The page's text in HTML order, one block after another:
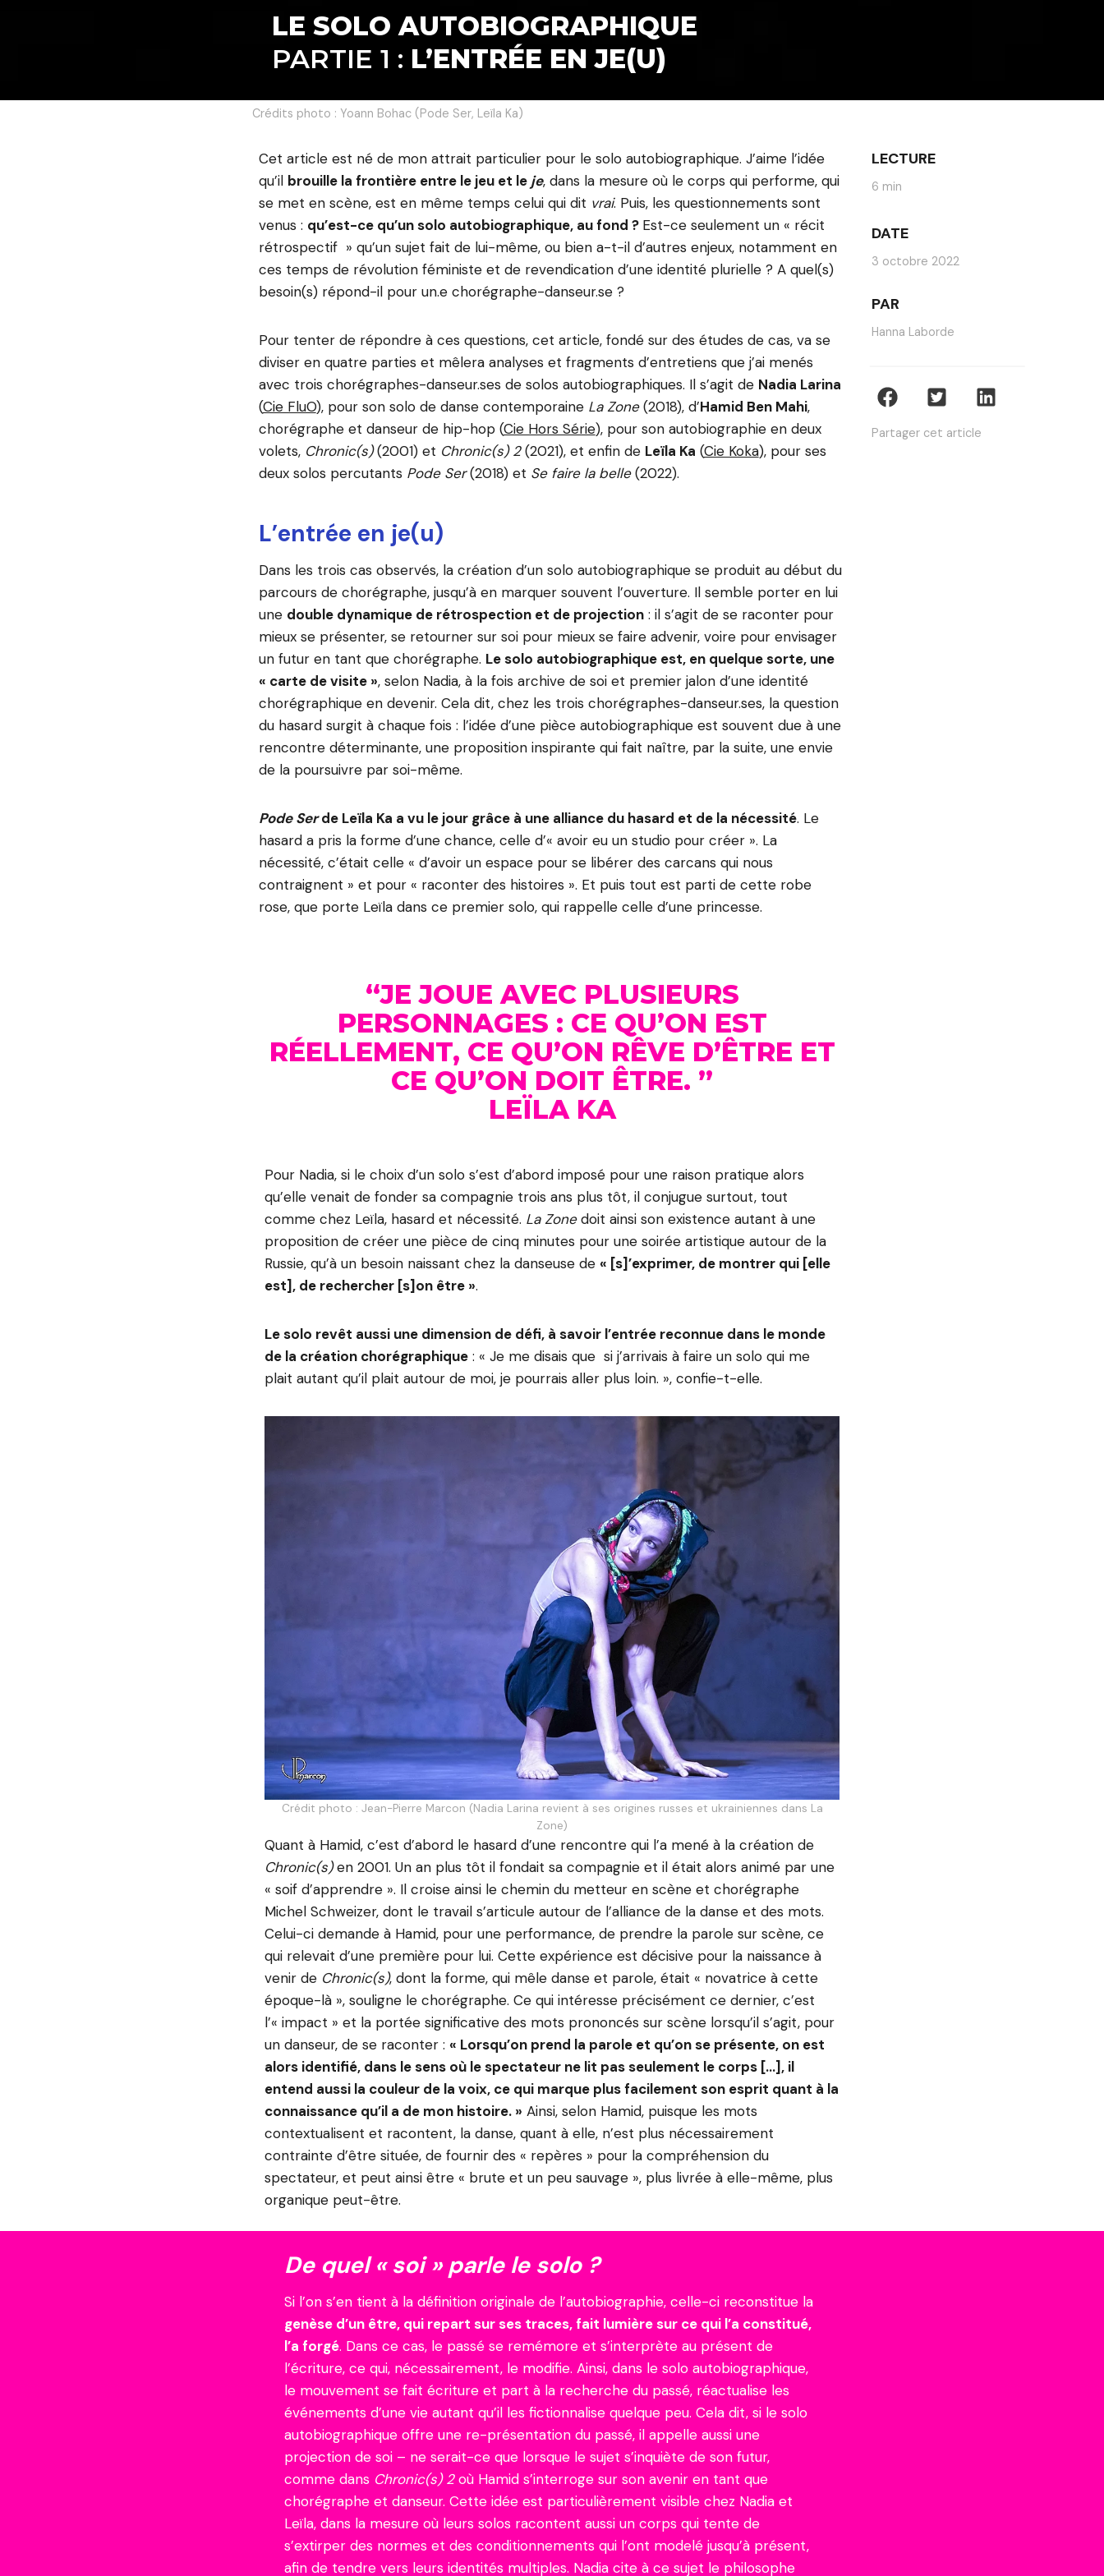
LE SOLO AUTOBIOGRAPHIQUE
PARTIE 1 : L’ENTRÉE EN JE(U)
Crédits photo : Yoann Bohac (Pode Ser, Leïla Ka)
Cet article est né de mon attrait particulier pour le solo autobiographique. J’aime l’idée
qu’il brouille la frontière entre le jeu et le je, dans la mesure où le corps qui performe, qui
se met en scène, est en même temps celui qui dit vrai. Puis, les questionnements sont
venus : qu’est-ce qu’un solo autobiographique, au fond ? Est-ce seulement un « récit
rétrospectif » qu’un sujet fait de lui-même, ou bien a-t-il d’autres enjeux, notamment en
ces temps de révolution féministe et de revendication d’une identité plurielle ? A quel(s)
besoin(s) répond-il pour un.e chorégraphe-danseur.se ?
Pour tenter de répondre à ces questions, cet article, fondé sur des études de cas, va se
diviser en quatre parties et mêlera analyses et fragments d’entretiens que j’ai menés
avec trois chorégraphes-danseur.ses de solos autobiographiques. Il s’agit de Nadia Larina
(Cie FluO), pour son solo de danse contemporaine La Zone(2018), d’Hamid Ben Mahi,
chorégraphe et danseur de hip-hop (Cie Hors Série), pour son autobiographie en deux
volets, Chronic(s)(2001) et Chronic(s) 2(2021), et enfin de Leïla Ka (Cie Koka), pour ses
deux solos percutants Pode Ser(2018) et Se faire la belle(2022).
L’entrée en je(u)
Dans les trois cas observés, la création d’un solo autobiographique se produit au début du
parcours de chorégraphe, jusqu’à en marquer souvent l’ouverture. Il semble porter en lui
une double dynamique de rétrospection et de projection: il s’agit de se raconter pour
mieux se présenter, se retourner sur soi pour mieux se faire advenir, voire pour envisager
un futur en tant que chorégraphe. Le solo autobiographique est, en quelque sorte, une
« carte de visite », selon Nadia, à la fois archive de soi et premier jalon d’une identité
chorégraphique en devenir. Cela dit, chez les trois chorégraphes-danseur.ses, la question
du hasard surgit à chaque fois : l’idée d’une pièce autobiographique est souvent due à une
rencontre déterminante, une proposition inspirante qui fait naître, par la suite, une envie
de la poursuivre par soi-même.
Pode Serde Leïla Ka a vu le jour grâce à une alliance du hasard et de la nécessité. Le
hasard a pris la forme d’une chance, celle d’« avoir eu un studio pour créer ». La
nécessité, c’était celle « d’avoir un espace pour se libérer des carcans qui nous
contraignent » et pour « raconter des histoires ». Et puis tout est parti de cette robe
rose, que porte Leïla dans ce premier solo, qui rappelle celle d’une princesse.
LECTURE
6 min
DATE
3 octobre 2022
PAR
Hanna Laborde
Partager cet article
“JE JOUE AVEC PLUSIEURS
PERSONNAGES : CE QU’ON EST
RÉELLEMENT, CE QU’ON RÊVE D’ÊTRE ET
CE QU’ON DOIT ÊTRE. ”
LEÏLA KA
Pour Nadia, si le choix d’un solo s’est d’abord imposé pour une raison pratique alors
qu’elle venait de fonder sa compagnie trois ans plus tôt, il conjugue surtout, tout
comme chez Leïla, hasard et nécessité. La Zonedoit ainsi son existence autant à une
proposition de créer une pièce de cinq minutes pour une soirée artistique autour de la
Russie, qu’à un besoin naissant chez la danseuse de « [s]’exprimer, de montrer qui [elle
est], de rechercher [s]on être ».
Le solo revêt aussi une dimension de défi, à savoir l’entrée reconnue dans le monde
de la création chorégraphique : « Je me disais que si j’arrivais à faire un solo qui me
plait autant qu’il plait autour de moi, je pourrais aller plus loin. », confie-t-elle.
Crédit photo : Jean-Pierre Marcon (Nadia Larina revient à ses origines russes et ukrainiennes dans La
Zone)
Quant à Hamid, c’est d’abord le hasard d’une rencontre qui l’a mené à la création de
Chronic(s)en 2001. Un an plus tôt il fondait sa compagnie et il était alors animé par une
« soif d’apprendre ». Il croise ainsi le chemin du metteur en scène et chorégraphe
Michel Schweizer, dont le travail s’articule autour de l’alliance de la danse et des mots.
Celui-ci demande à Hamid, pour une performance, de prendre la parole sur scène, ce
qui relevait d’une première pour lui. Cette expérience est décisive pour la naissance à
venir de Chronic(s), dont la forme, qui mêle danse et parole, était « novatrice à cette
époque-là », souligne le chorégraphe. Ce qui intéresse précisément ce dernier, c’est
l’« impact » et la portée significative des mots prononcés sur scène lorsqu’il s’agit, pour
un danseur, de se raconter : « Lorsqu’on prend la parole et qu’on se présente, on est
alors identifié, dans le sens où le spectateur ne lit pas seulement le corps […], il
entend aussi la couleur de la voix, ce qui marque plus facilement son esprit quant à la
connaissance qu’il a de mon histoire. » Ainsi, selon Hamid, puisque les mots
contextualisent et racontent, la danse, quant à elle, n’est plus nécessairement
contrainte d’être située, de fournir des « repères » pour la compréhension du
spectateur, et peut ainsi être « brute et un peu sauvage », plus livrée à elle-même, plus
organique peut-être.
De quel « soi » parle le solo ?
Si l’on s’en tient à la définition originale de l’autobiographie, celle-ci reconstitue la
genèse d’un être, qui repart sur ses traces, fait lumière sur ce qui l’a constitué,
l’a forgé. Dans ce cas, le passé se remémore et s’interprète au présent de
l’écriture, ce qui, nécessairement, le modifie. Ainsi, dans le solo autobiographique,
le mouvement se fait écriture et part à la recherche du passé, réactualise les
événements d’une vie autant qu’il les fictionnalise quelque peu. Cela dit, si le solo
autobiographique offre une re-présentation du passé, il appelle aussi une
projection de soi – ne serait-ce que lorsque le sujet s’inquiète de son futur,
comme dans Chronic(s) 2où Hamid s’interroge sur son avenir en tant que
chorégraphe et danseur. Cette idée est particulièrement visible chez Nadia et
Leïla, dans la mesure où leurs solos racontent aussi un corps qui tente de
s’extirper des normes et des conditionnements qui l’ont modelé jusqu’à présent,
afin de tendre vers leurs identités multiples. Nadia cite à ce sujet le philosophe